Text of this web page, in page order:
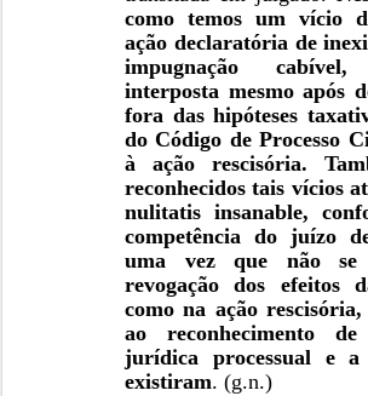
como temos um vício
ação declaratória de
impugnação
interposta mesmo após
fora das hipóteses
do Código de Processo
à ação rescisória.
reconhecidos tais vícios
nulitatis insanable,
competência do juízo
uma vez que não se
revogação dos efeitos
como na ação
ao reconhecimento
jurídica processual e a
existiram. (g.n.)